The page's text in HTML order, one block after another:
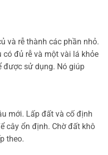
và rễ thành các phần nhỏ.
đủ rễ và một vài lá khỏe
được sử dụng. Nó giúp
mới. Lấp đất và cố định
cây ổn định. Chờ đất khô
theo.